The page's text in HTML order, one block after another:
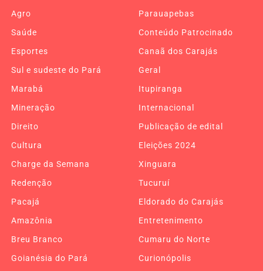
Agro
Parauapebas
Saúde
Conteúdo Patrocinado
Esportes
Canaã dos Carajás
Sul e sudeste do Pará
Geral
Marabá
Itupiranga
Mineração
Internacional
Direito
Publicação de edital
Cultura
Eleições 2024
Charge da Semana
Xinguara
Redenção
Tucuruí
Pacajá
Eldorado do Carajás
Amazônia
Entretenimento
Breu Branco
Cumaru do Norte
Goianésia do Pará
Curionópolis